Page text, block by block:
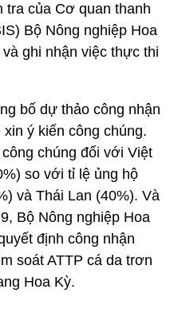
tra của Cơ quan thanh
Bộ Nông nghiệp Hoa
ghi nhận việc thực thi
bố dự thảo công nhận
ý kiến công chúng.
chúng đối với Việt
so với tỉ lệ ủng hộ
và Thái Lan (40%). Và
Bộ Nông nghiệp Hoa
định công nhận
soát ATTP cá da trơn
Hoa Kỳ.